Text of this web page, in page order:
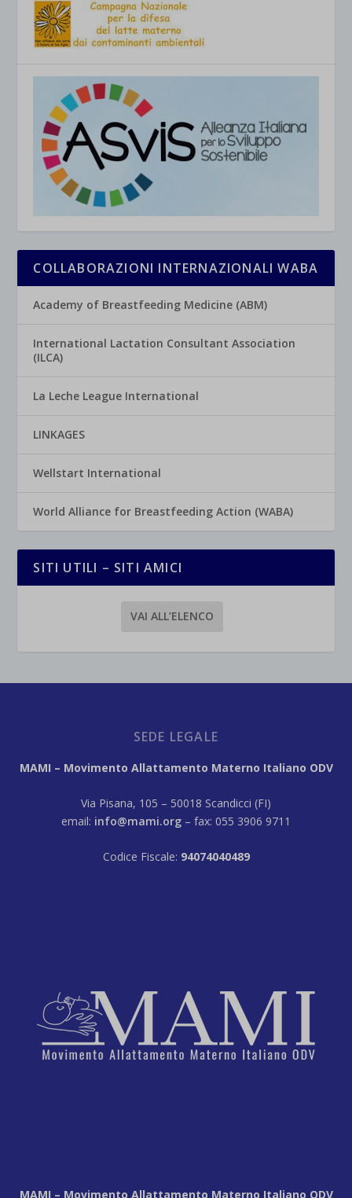
COLLABORAZIONI INTERNAZIONALI WABA
Academy of Breastfeeding Medicine (ABM)
International Lactation Consultant Association
(ILCA)
La Leche League International
LINKAGES
Wellstart International
World Alliance for Breastfeeding Action (WABA)
SITI UTILI – SITI AMICI
VAI ALL’ELENCO
SEDE LEGALE
MAMI – Movimento Allattamento Materno Italiano ODV
Via Pisana, 105 – 50018 Scandicci (FI)
email: info@mami.org – fax: 055 3906 9711
Codice Fiscale: 94074040489
MAMI – Movimento Allattamento Materno Italiano ODV